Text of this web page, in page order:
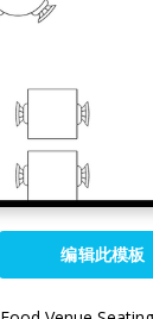
编辑此模板